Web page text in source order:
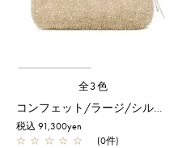
全3色
コンフェット/ラージ/シルバーゴールド
税込 91,300yen
☆ ☆ ☆ ☆ ☆ (0件)